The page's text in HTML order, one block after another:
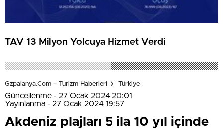
TAV 13 Milyon Yolcuya Hizmet Verdi
Gzpalanya.com – Turizm Haberleri Türkiye
Güncellenme - 27 Ocak 2024 20:01
Yayınlanma - 27 Ocak 2024 19:57
Akdeniz plajları 5 ila 10 yıl içinde